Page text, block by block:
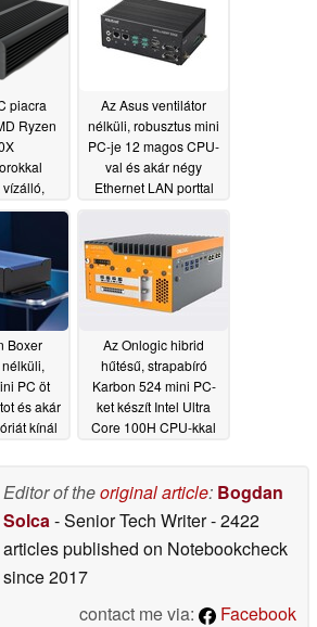
piacra
Ryzen
mini
Az Asus ventilátor
nélküli, robusztus mini
PC-je 12 magos CPU-
val és akár négy
Ethernet LAN porttal
Boxer
PC öt
és akár
kínál
Az Onlogic hibrid
hűtésű, strapabíró
Karbon 524 mini PC-
ket készít Intel Ultra
Core 100H CPU-kkal
Editor of theoriginal article: Bogdan
Solca- Senior Tech Writer- 2422
articles published on Notebookcheck
since 2017
contact me via:
Facebook